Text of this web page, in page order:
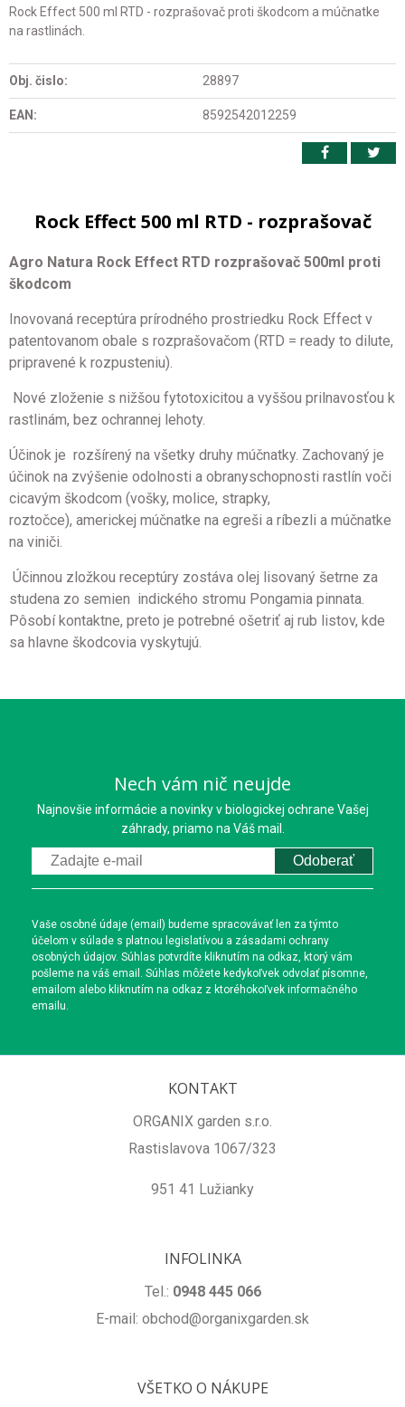
Rock Effect 500 ml RTD - rozprašovač proti škodcom a múčnatke
na rastlinách.
Obj. čislo: 28897
EAN: 8592542012259
Rock Effect 500 ml RTD - rozprašovač
Agro Natura Rock Effect RTD rozprašovač 500ml proti
škodcom
Inovovaná receptúra prírodného prostriedku Rock Effect v
patentovanom obale s rozprašovačom (RTD = ready to dilute,
pripravené k rozpusteniu).
Nové zloženie s nižšou fytotoxicitou a vyššou prilnavosťou k
rastlinám, bez ochrannej lehoty.
Účinok je rozšírený na všetky druhy múčnatky. Zachovaný je
účinok na zvýšenie odolnosti a obranyschopnosti rastlín voči
cicavým škodcom (vošky, molice, strapky,
roztočce), americkej múčnatke na egreši a ríbezli a múčnatke
na viniči.
Účinnou zložkou receptúry zostáva olej lisovaný šetrne za
studena zo semien indického stromu Pongamia pinnata.
Pôsobí kontaktne, preto je potrebné ošetriť aj rub listov, kde
sa hlavne škodcovia vyskytujú.
Nech vám nič neujde
Najnovšie informácie a novinky v biologickej ochrane Vašej
záhrady, priamo na Váš mail.
Odoberať
Vaše osobné údaje (email) budeme spracovávať len za týmto
účelom v súlade s platnou legislatívou a zásadami ochrany
osobných údajov. Súhlas potvrdíte kliknutím na odkaz, ktorý vám
pošleme na váš email. Súhlas môžete kedykoľvek odvolať písomne,
emailom alebo kliknutím na odkaz z ktoréhokoľvek informačného
emailu.
KONTAKT
ORGANIX garden s.r.o.
Rastislavova 1067/323
951 41 Lužianky
INFOLINKA
Tel.: 0948 445 066
E-mail: obchod@organixgarden.sk
VŠETKO O NÁKUPE